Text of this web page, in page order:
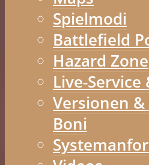
Spielmodi
Battlefield
Hazard Zone
Live-Service
Versionen
Boni